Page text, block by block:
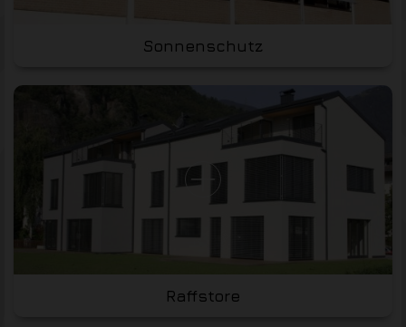
Sonnenschutz
Raffstore